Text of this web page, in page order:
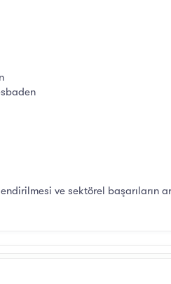
ve sektörel başarıların